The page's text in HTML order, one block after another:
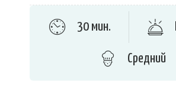
30 мин.
Средний